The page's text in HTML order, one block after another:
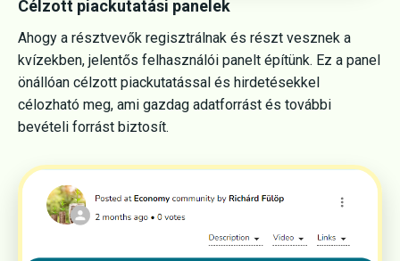
Célzott piackutatási panelek
Ahogy a résztvevők regisztrálnak és részt vesznek a
kvízekben, jelentős felhasználói panelt építünk. Ez a panel
önállóan célzott piackutatással és hirdetésekkel
célozható meg, ami gazdag adatforrást és további
bevételi forrást biztosít.